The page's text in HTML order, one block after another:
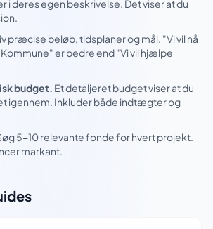
i deres egen beskrivelse. Det viser at du
præcise beløb, tidsplaner og mål. "Vi vil nå
er bedre end "Vi vil hjælpe
budget. Et detaljeret budget viser at du
igennem. Inkluder både indtægter og
5-10 relevante fonde for hvert projekt.
markant.